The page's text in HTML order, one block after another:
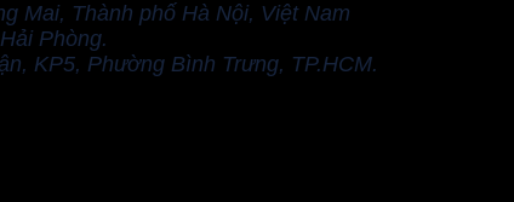
Mai, Thành phố Hà Nội, Việt Nam
Phòng.
KP5, Phường Bình Trưng, TP.HCM.